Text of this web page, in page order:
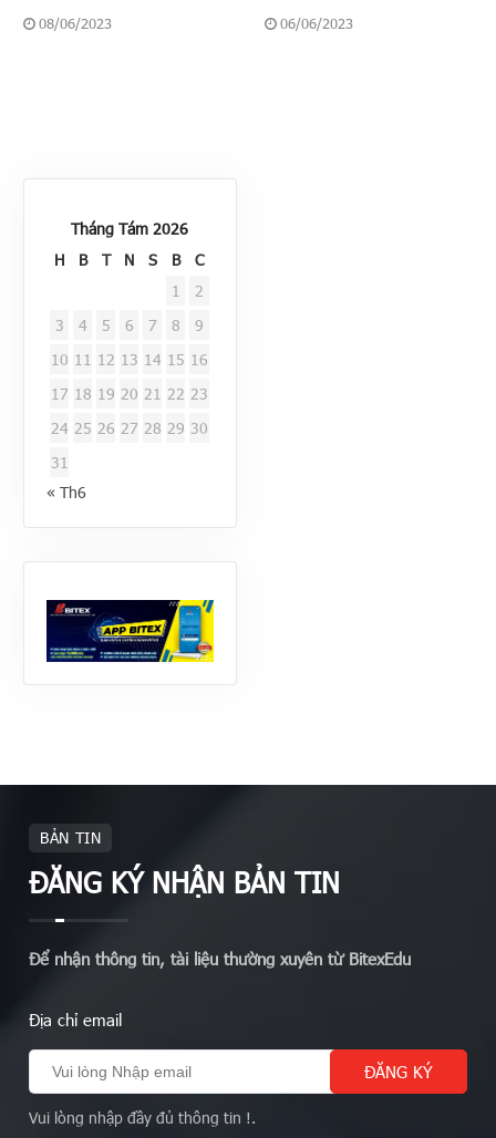
08/06/2023 06/06/2023
Tháng Tám 2026
H
B T N S B
C
1
2
3
4 5 6 7 8
9
10 11 12 13 14 15 16
17 18 19 20 21 22 23
24 25 26 27 28 29 30
31
« Th6
BẢN TIN
ĐĂNG KÝ NHẬN BẢN TIN
Để nhận thông tin, tài liệu thường xuyên từ BitexEdu
Địa chỉ email
Vui lòng nhập đầy đủ thông tin !.